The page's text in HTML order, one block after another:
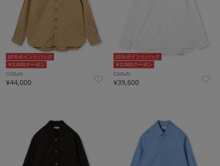
￥2,000クーポン
10％ポイントバック
CABaN
¥44,000
￥2,000クーポン
10％ポイントバック
CABaN
¥39,600